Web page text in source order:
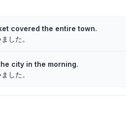
covered the entire town.
した。
city in the morning.
した。